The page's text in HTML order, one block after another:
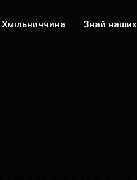
Хмільниччина Знай наших